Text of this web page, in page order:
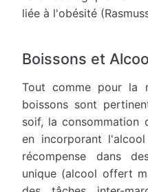
liée à l'obésité
Boissons et
Tout comme pour la
boissons sont
soif, la consommation
en incorporant
récompense dans
unique (alcool offert